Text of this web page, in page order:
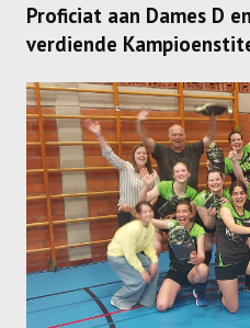
Proficiat aan Dames D
verdiende